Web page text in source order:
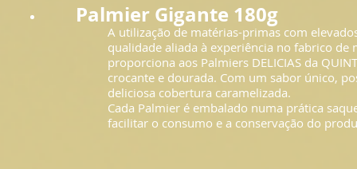
Palmier Gigante 180g
A utilização de matérias-primas com
qualidade aliada à experiência no fabrico de
proporciona aos Palmiers DELICIAS da
crocante e dourada. Com um sabor único,
deliciosa cobertura caramelizada.
Cada Palmier é embalado numa prática
facilitar o consumo e a conservação do